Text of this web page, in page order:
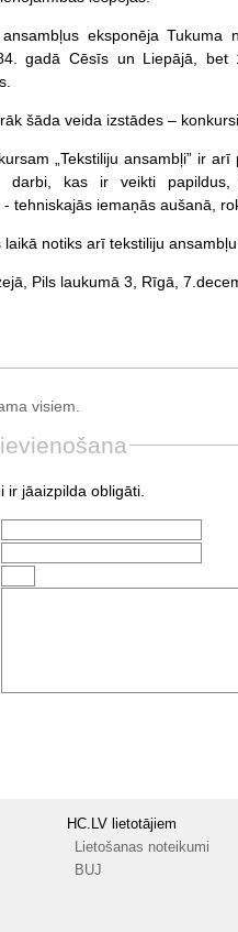
eksponēja Tukuma
gadā Cēsīs un Liepājā, bet
šāda veida izstādes –
„Tekstiliju ansambļi” ir
darbi, kas ir veikti
tehniskajās iemaņās aušanā,
notiks arī tekstiliju
Pils laukumā 3, Rīgā,
visiem.
ir jāaizpilda obligāti.
HC.LV lietotājiem
Lietošanas noteikumi
BUJ